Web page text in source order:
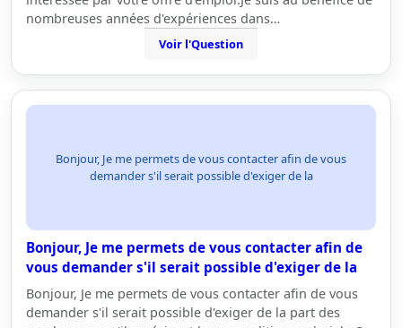
nombreuses années d'expériences dans…
Voir l'Question
Bonjour, Je me permets de vous contacter afin de vous
demander s'il serait possible d'exiger de la
Bonjour, Je me permets de vous contacter afin de
vous demander s'il serait possible d'exiger de la
Bonjour, Je me permets de vous contacter afin de vous
demander s'il serait possible d'exiger de la part des